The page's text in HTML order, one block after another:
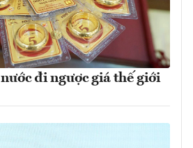
đi ngược giá thế giới